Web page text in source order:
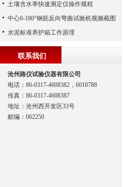
土壤含水率快速测定仪操作规程
中心0-180°钢筋反向弯曲试验机视频截图
水泥标准养护箱工作原理
联系我们
沧州路仪试验仪器有限公司
电话：86-0317-4608382，6010788
传真：86-0317-4608387
地址：沧州西开发区33号
邮编：062250